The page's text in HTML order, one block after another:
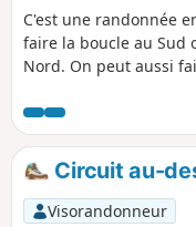
C'est une randonnée
faire la boucle au Sud
Nord. On peut aussi
Circuit au-
Visorandonneur